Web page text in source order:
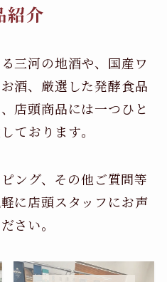
紹介
三河の地酒や、国産ワ
酒、 厳選した発酵食品
店頭商品には一つひと
ております。
ング、その他ご質問等
に店頭スタッフにお声
さい。